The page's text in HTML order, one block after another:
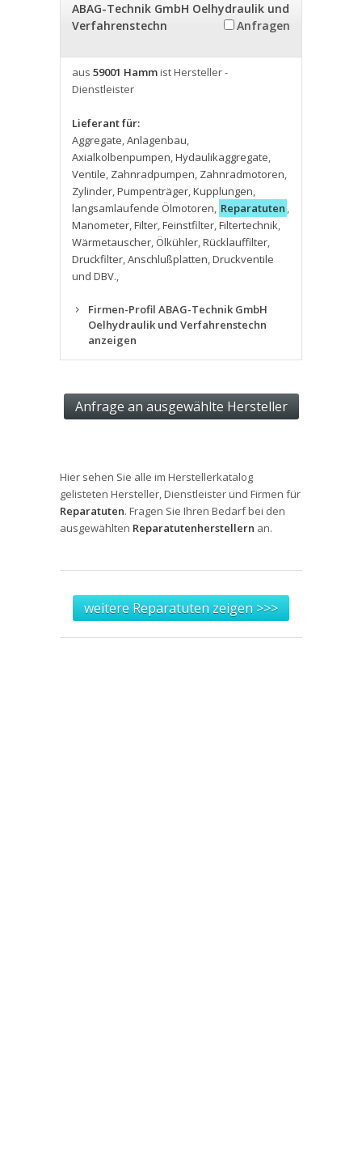
ABAG-Technik GmbH Oelhydraulik und
Verfahrenstechn
Anfragen
aus 59001 Hammist Hersteller -
Dienstleister
Lieferant für:
Aggregate,Anlagenbau,
Axialkolbenpumpen,Hydaulikaggregate,
Ventile, Zahnradpumpen, Zahnradmotoren,
Zylinder,Pumpenträger,Kupplungen,
langsamlaufende Ölmotoren, Reparatuten ,
Manometer,Filter,Feinstfilter,Filtertechnik,
Wärmetauscher, Ölkühler,Rücklauffilter,
Druckfilter,Anschlußplatten,Druckventile
und DBV.,
Firmen-Profil ABAG-Technik GmbH
Oelhydraulik und Verfahrenstechn
anzeigen
Hier sehen Sie alle im Herstellerkatalog
gelisteten Hersteller, Dienstleister und Firmen für
Reparatuten. Fragen Sie Ihren Bedarf bei den
ausgewählten Reparatutenherstellern an.
weitere Reparatuten zeigen >>>